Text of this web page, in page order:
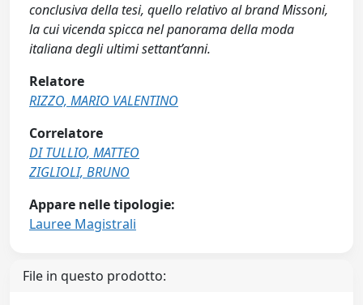
conclusiva della tesi, quello relativo al brand Missoni,
la cui vicenda spicca nel panorama della moda
italiana degli ultimi settant’anni.
Relatore
RIZZO, MARIO VALENTINO
Correlatore
DI TULLIO, MATTEO
ZIGLIOLI, BRUNO
Appare nelle tipologie:
Lauree Magistrali
File in questo prodotto: